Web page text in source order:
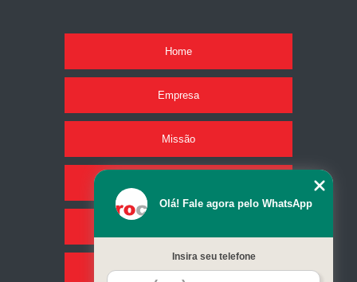
Home
Empresa
Missão
Contato
Olá! Fale agora pelo WhatsApp
Insira seu telefone